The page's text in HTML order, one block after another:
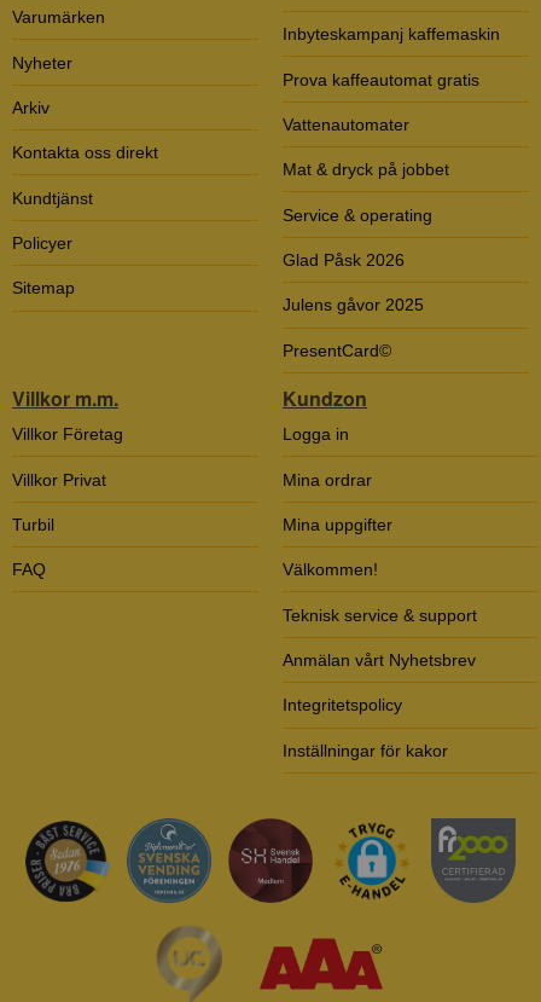
Varumärken
Nyheter
Arkiv
Kontakta oss direkt
Kundtjänst
Policyer
Sitemap
Inbyteskampanj kaffemaskin
Prova kaffeautomat gratis
Vattenautomater
Mat & dryck på jobbet
Service & operating
Glad Påsk 2026
Julens gåvor 2025
PresentCard©
Villkor m.m.
Villkor Företag
Villkor Privat
Turbil
FAQ
Kundzon
Logga in
Mina ordrar
Mina uppgifter
Välkommen!
Teknisk service & support
Anmälan vårt Nyhetsbrev
Integritetspolicy
Inställningar för kakor